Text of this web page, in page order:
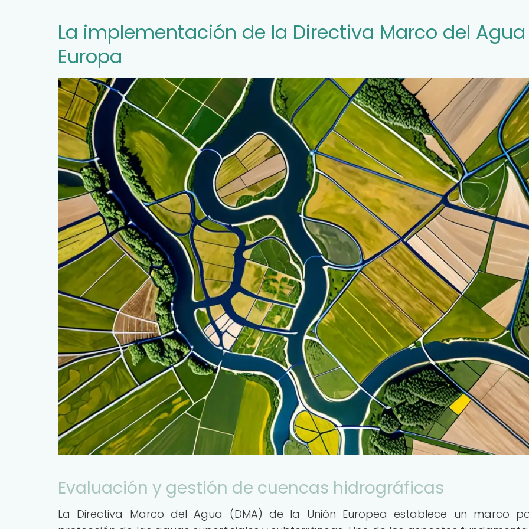
La implementación de la Directiva Marco del
Europa
Evaluación y gestión de cuencas hidrográficas
La Directiva Marco del Agua (DMA) de la Unión Europea establece un marco